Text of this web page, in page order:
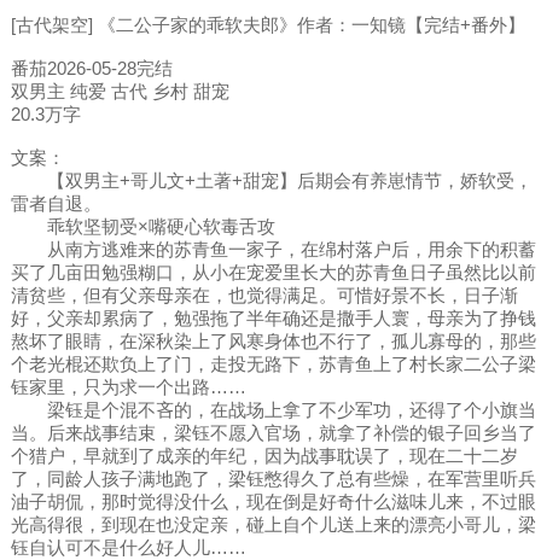
[古代架空] 《二公子家的乖软夫郎》作者：一知镜【完结+番外】
番茄2026-05-28完结
双男主 纯爱 古代 乡村 甜宠
20.3万字
文案：
【双男主+哥儿文+土著+甜宠】后期会有养崽情节，娇软受，
雷者自退。
乖软坚韧受×嘴硬心软毒舌攻
从南方逃难来的苏青鱼一家子，在绵村落户后，用余下的积蓄
买了几亩田勉强糊口，从小在宠爱里长大的苏青鱼日子虽然比以前
清贫些，但有父亲母亲在，也觉得满足。可惜好景不长，日子渐
好，父亲却累病了，勉强拖了半年确还是撒手人寰，母亲为了挣钱
熬坏了眼睛，在深秋染上了风寒身体也不行了，孤儿寡母的，那些
个老光棍还欺负上了门，走投无路下，苏青鱼上了村长家二公子梁
钰家里，只为求一个出路……
梁钰是个混不吝的，在战场上拿了不少军功，还得了个小旗当
当。后来战事结束，梁钰不愿入官场，就拿了补偿的银子回乡当了
个猎户，早就到了成亲的年纪，因为战事耽误了，现在二十二岁
了，同龄人孩子满地跑了，梁钰憋得久了总有些燥，在军营里听兵
油子胡侃，那时觉得没什么，现在倒是好奇什么滋味儿来，不过眼
光高得很，到现在也没定亲，碰上自个儿送上来的漂亮小哥儿，梁
钰自认可不是什么好人儿……